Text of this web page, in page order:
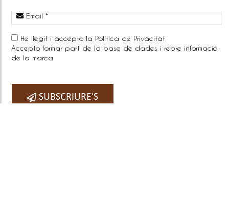
Email *
He llegit i accepto la Política de Privacitat
Accepto formar part de la base de dades i rebre informació
de la marca
SUBSCRIURE'S